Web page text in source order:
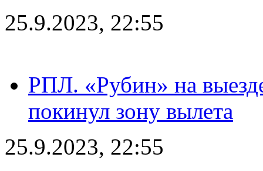
25.9.2023, 22:55
РПЛ. «Рубин» на
покинул зону вылета
25.9.2023, 22:55